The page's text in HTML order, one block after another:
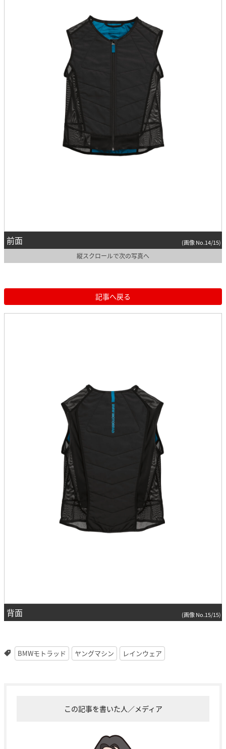
前面 (画像 No.14/15)
縦スクロールで次の写真へ
記事へ戻る
背面 (画像 No.15/15)
BMWモトラッド ヤングマシン レインウェア
この記事を書いた人／メディア